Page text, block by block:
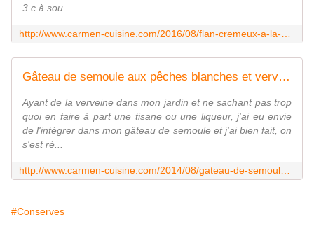
3 c à sou...
Gâteau de semoule aux pêches blanches et verveine - Cuisine gourmande de Carmencita
Ayant de la verveine dans mon jardin et ne sachant pas trop
quoi en faire à part une tisane ou une liqueur, j'ai eu envie
de l'intégrer dans mon gâteau de semoule et j'ai bien fait, on
s'est ré...
#Conserves